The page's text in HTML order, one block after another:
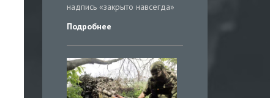
надпись «закрыто навсегда»
Подробнее